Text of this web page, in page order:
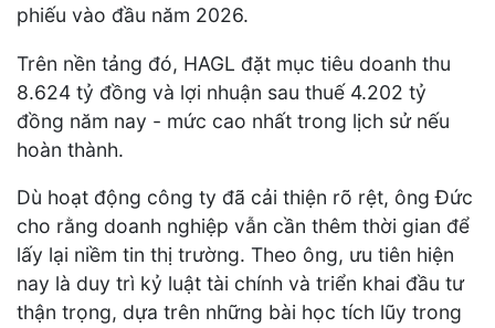
phiếu vào đầu năm 2026.
Trên nền tảng đó, HAGL đặt mục tiêu doanh thu
8.624 tỷ đồng và lợi nhuận sau thuế 4.202 tỷ
đồng năm nay - mức cao nhất trong lịch sử nếu
hoàn thành.
Dù hoạt động công ty đã cải thiện rõ rệt, ông Đức
cho rằng doanh nghiệp vẫn cần thêm thời gian để
lấy lại niềm tin thị trường. Theo ông, ưu tiên hiện
nay là duy trì kỷ luật tài chính và triển khai đầu tư
thận trọng, dựa trên những bài học tích lũy trong